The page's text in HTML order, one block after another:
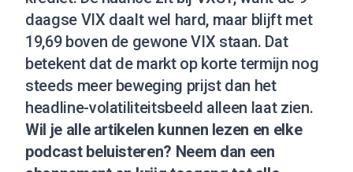
daagse VIX daalt wel hard, maar blijft met
19,69 boven de gewone VIX staan. Dat
betekent dat de markt op korte termijn nog
steeds meer beweging prijst dan het
headline-volatiliteitsbeeld alleen laat zien.
Wil je alle artikelen kunnen lezen en elke
podcast beluisteren? Neem dan een